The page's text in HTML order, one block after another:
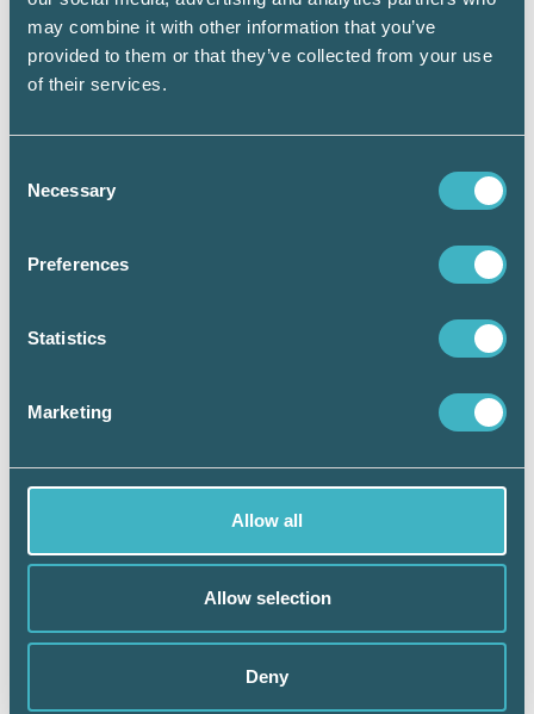
may combine it with other information that you’ve
provided to them or that they’ve collected from your use
of their services.
Selection
Necessary
Preferences
Statistics
Marketing
Allow all
Allow selection
Deny
Srf konsulterna.
– Men här blir frågan felhanterad eftersom ett
diskvalificerat från att få stöd, trots att
mindre likviditet än lön till ägaren. Det är fråga
Mikael Carlson Foto: Malin Sydne